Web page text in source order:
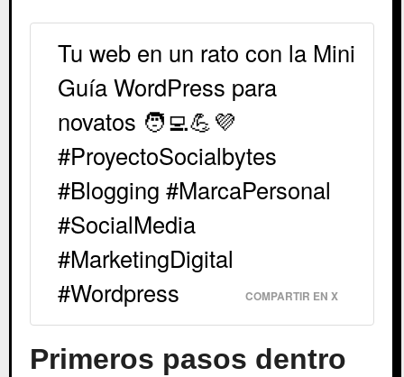
Tu web en un rato con la Mini
Guía WordPress para
novatos 🧑‍💻💪💜
#ProyectoSocialbytes
#Blogging #MarcaPersonal
#SocialMedia
#MarketingDigital
#Wordpress
COMPARTIR EN X
Primeros pasos dentro